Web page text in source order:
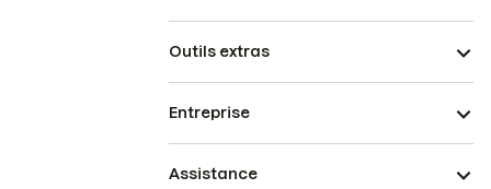
Outils extras
Entreprise
Assistance